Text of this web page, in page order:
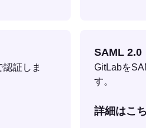
証しま
SAML 2.0
GitLabを
す。
詳細はこ